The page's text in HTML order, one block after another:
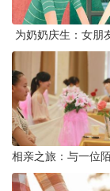
为奶奶庆生：女朋